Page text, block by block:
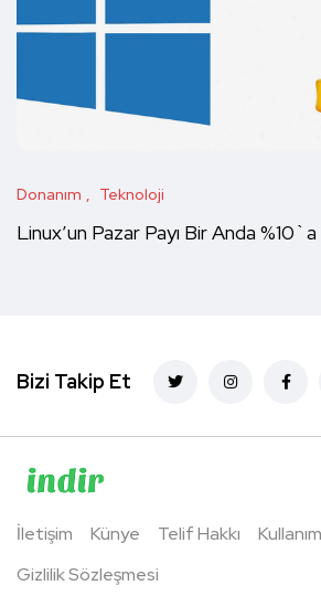
Donanım Teknoloji
Linux’un Pazar Payı Bir Anda %10`a
Bizi Takip Et
İletişim Künye Telif Hakkı
Gizlilik Sözleşmesi